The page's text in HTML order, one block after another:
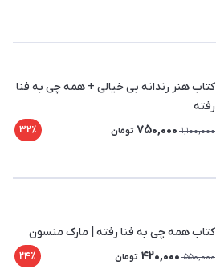
کتاب هنر رندانه بی خیالی + همه چی به فنا
رفته
1,100,000
750,000 تومان 32٪
کتاب همه چی به فنا رفته | مارک منسون
550,000
420,000 تومان 24٪